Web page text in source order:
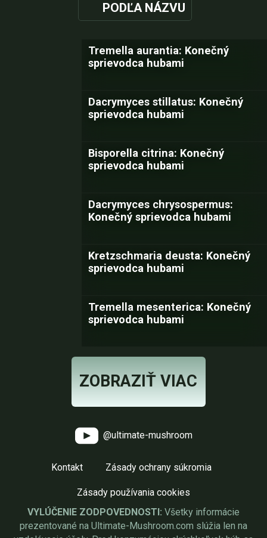
PODĽA NÁZVU
Tremella aurantia: Konečný
sprievodca hubami
Dacrymyces stillatus: Konečný
sprievodca hubami
Bisporella citrina: Konečný
sprievodca hubami
Dacrymyces chrysospermus:
Konečný sprievodca hubami
Kretzschmaria deusta: Konečný
sprievodca hubami
Tremella mesenterica: Konečný
sprievodca hubami
ZOBRAZIŤ VIAC
@ultimate-mushroom
Kontakt Zásady ochrany súkromia
Zásady používania cookies
VYLÚČENIE ZODPOVEDNOSTI: Všetky informácie
prezentované na Ultimate-Mushroom.com slúžia len na